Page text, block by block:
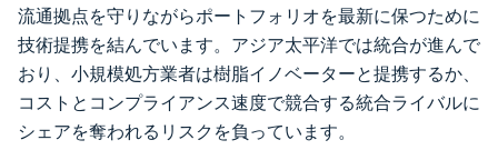
流通拠点を守りながらポートフォリオを最新に保つために
技術提携を結んでいます。アジア太平洋では統合が進んで
おり、小規模処方業者は樹脂イノベーターと提携するか、
コストとコンプライアンス速度で競合する統合ライバルに
シェアを奪われるリスクを負っています。